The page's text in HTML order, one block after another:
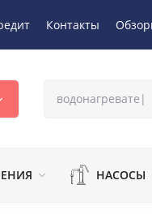
Контакты
НАСОСЫ